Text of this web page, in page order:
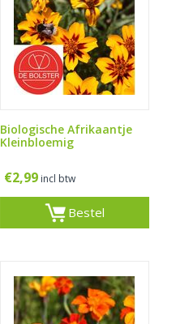
Biologische Afrikaantje
Kleinbloemig
€2,99 incl btw
Bestel